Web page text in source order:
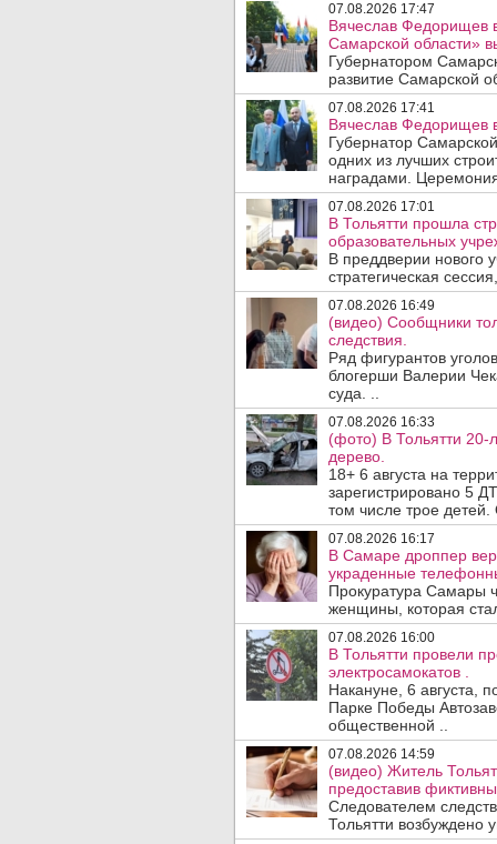
07.08.2026 17:47
Вячеслав Федорищев
Самарской области»
Губернатором
развитие Самарской
07.08.2026 17:41
Вячеслав Федорищев
Губернатор
одних из лучших
наградами.
07.08.2026 17:01
В Тольятти прошла
образовательных
В преддверии нового
стратегическая
07.08.2026 16:49
(видео) Сообщники
следствия.
Ряд фигурантов
блогерши Валерии
суда. ..
07.08.2026 16:33
(фото) В Тольятти 20-
дерево.
18+ 6 августа на
зарегистрировано 5
том числе трое
07.08.2026 16:17
В Самаре дроппер
украденные
Прокуратура Самары
женщины, которая
07.08.2026 16:00
В Тольятти провели
электросамокатов .
Накануне, 6 августа,
Парке Победы
общественной ..
07.08.2026 14:59
(видео) Житель
предоставив
Следователем
Тольятти возбуждено